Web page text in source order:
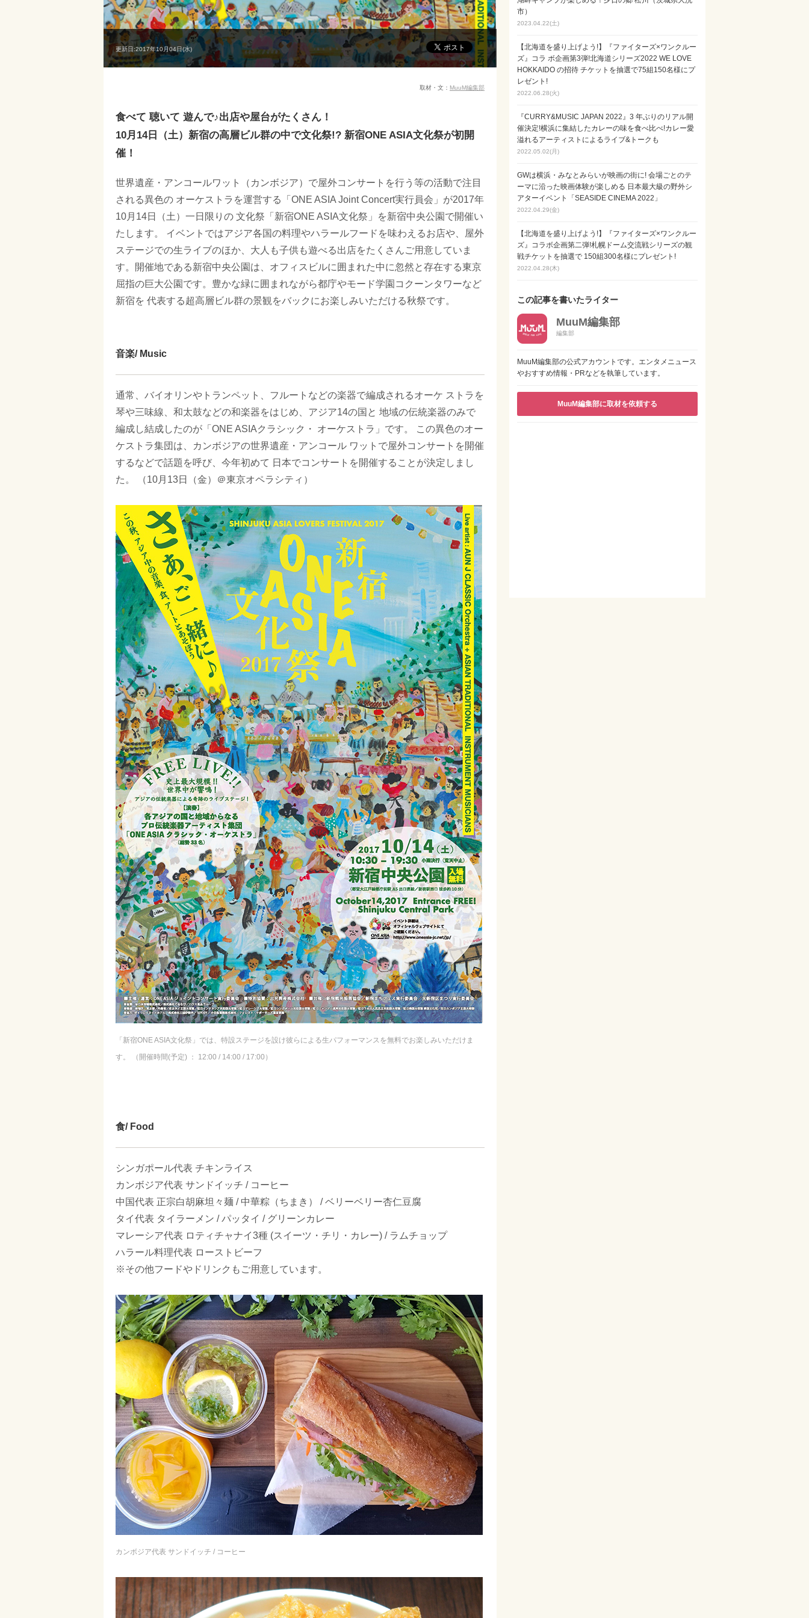
更新日:2017年10月04日(水)
取材・文： MuuM編集部
食べて 聴いて 遊んで♪出店や屋台がたくさん！
10月14日（土）新宿の高層ビル群の中で文化祭!? 新宿ONE ASIA文化祭が初開
催！
世界遺産・アンコールワット（カンボジア）で屋外コンサートを行う等の活動で注目
される異色の オーケストラを運営する「ONE ASIA Joint Concert実行員会」が2017年
10月14日（土）一日限りの 文化祭「新宿ONE ASIA文化祭」を新宿中央公園で開催い
たします。 イベントではアジア各国の料理やハラールフードを味わえるお店や、屋外
ステージでの生ライブのほか、大人も子供も遊べる出店をたくさんご用意していま
す。開催地である新宿中央公園は、オフィスビルに囲まれた中に忽然と存在する東京
屈指の巨大公園です。豊かな緑に囲まれながら都庁やモード学園コクーンタワーなど
新宿を 代表する超高層ビル群の景観をバックにお楽しみいただける秋祭です。
音楽/ Music
通常、バイオリンやトランペット、フルートなどの楽器で編成されるオーケ ストラを
琴や三味線、和太鼓などの和楽器をはじめ、アジア14の国と 地域の伝統楽器のみで
編成し結成したのが「ONE ASIAクラシック・ オーケストラ」です。 この異色のオー
ケストラ集団は、カンボジアの世界遺産・アンコール ワットで屋外コンサートを開催
するなどで話題を呼び、今年初めて 日本でコンサートを開催することが決定しまし
た。 （10月13日（金）＠東京オペラシティ）
「新宿ONE ASIA文化祭」では、特設ステージを設け彼らによる生パフォーマンスを無料でお楽しみいただけま
す。 （開催時間(予定) ： 12:00 / 14:00 / 17:00）
食/ Food
シンガポール代表 チキンライス
カンボジア代表 サンドイッチ / コーヒー
中国代表 正宗白胡麻坦々麺 / 中華粽（ちまき） / ベリーベリー杏仁豆腐
タイ代表 タイラーメン / パッタイ / グリーンカレー
マレーシア代表 ロティチャナイ3種 (スイーツ・チリ・カレー) / ラムチョップ
ハラール料理代表 ローストビーフ
※その他フードやドリンクもご用意しています。
カンボジア代表 サンドイッチ / コーヒー
市）
2023.04.22(土)
【北海道を盛り上げよう!】『ファイターズ×ワンクルー
ズ』コラ ボ企画第3弾!北海道シリーズ2022 WE LOVE
HOKKAIDO の招待 チケットを抽選で75組150名様にプ
レゼント!
2022.06.28(火)
『CURRY&MUSIC JAPAN 2022』3 年ぶりのリアル開
催決定!横浜に集結したカレーの味を食べ比べ!カレー愛
溢れるアーティストによるライブ&トークも
2022.05.02(月)
GWは横浜・みなとみらいが映画の街に! 会場ごとのテ
ーマに沿った映画体験が楽しめる 日本最大級の野外シ
アターイベント「SEASIDE CINEMA 2022」
2022.04.29(金)
【北海道を盛り上げよう!】『ファイターズ×ワンクルー
ズ』コラボ企画第二弾!札幌ドーム交流戦シリーズの観
戦チケットを抽選で 150組300名様にプレゼント!
2022.04.28(木)
この記事を書いたライター
MuuM編集部
編集部
MuuM編集部の公式アカウントです。エンタメニュース
やおすすめ情報・PRなどを執筆しています。
MuuM編集部に取材を依頼する